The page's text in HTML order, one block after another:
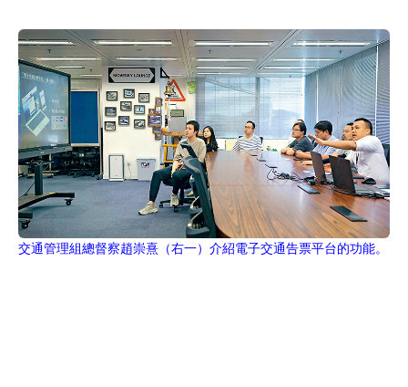
交通管理組總督察趙崇熹（右一）介紹電子交通告票平台的功能。